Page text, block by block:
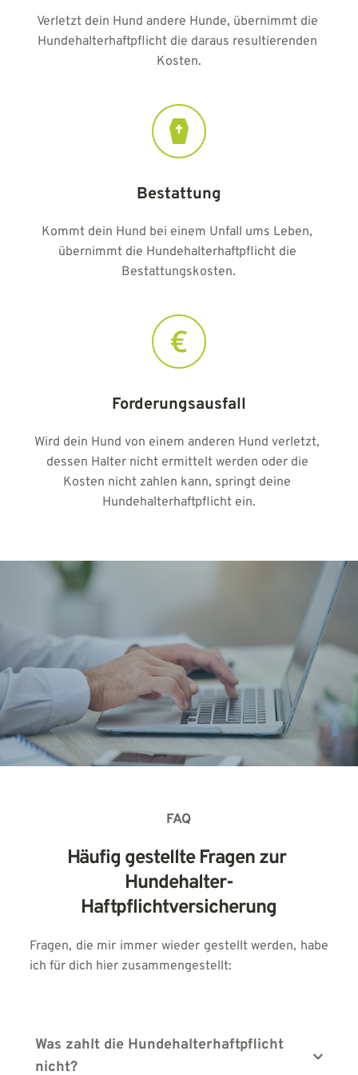
Verletzt dein Hund andere Hunde, übernimmt die
Hundehalterhaftpflicht die daraus resultierenden
Kosten.
Bestattung
Kommt dein Hund bei einem Unfall ums Leben,
übernimmt die Hundehalterhaftpflicht die
Bestattungskosten.
Forderungsausfall
Wird dein Hund von einem anderen Hund verletzt,
dessen Halter nicht ermittelt werden oder die
Kosten nicht zahlen kann, springt deine
Hundehalterhaftpflicht ein.
FAQ
Häufig gestellte Fragen zur
Hundehalter-
Haftpflichtversicherung
Fragen, die mir immer wieder gestellt werden, habe
ich für dich hier zusammengestellt:
Was zahlt die Hundehalterhaftpflicht
nicht?